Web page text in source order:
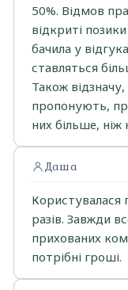
50%. Відмов
відкриті
бачила у
ставляться
Також
пропонують,
них більше, ніж
Даша
Користувалася
разів. Завжди
прихованих
потрібні гроші.